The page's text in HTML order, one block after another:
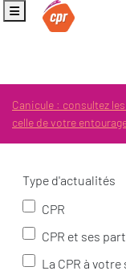
Panneau de gestion des
Aller au contenu
Menu
Canicule : consultez
celle de votre
Filtres
Type d'actualités
CPR
CPR et ses
La CPR à